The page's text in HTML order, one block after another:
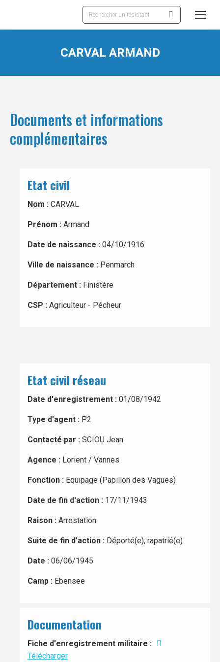
Recherche
:
CARVAL ARMAND
Documents et informations
complémentaires
Etat civil
Nom : CARVAL
Prénom : Armand
Date de naissance : 04/10/1916
Ville de naissance : Penmarch
Département : Finistère
CSP : Agriculteur - Pécheur
Etat civil réseau
Date d'enregistrement : 01/08/1942
Type d'agent : P2
Contacté par : SCIOU Jean
Agence : Lorient / Vannes
Fonction : Equipage (Papillon des Vagues)
Date de fin d'action : 17/11/1943
Raison : Arrestation
Suite de fin d'action : Déporté(e), rapatrié(e)
Date : 06/06/1945
Camp : Ebensee
Documentation
Fiche d'enregistrement militaire :
Télécharger